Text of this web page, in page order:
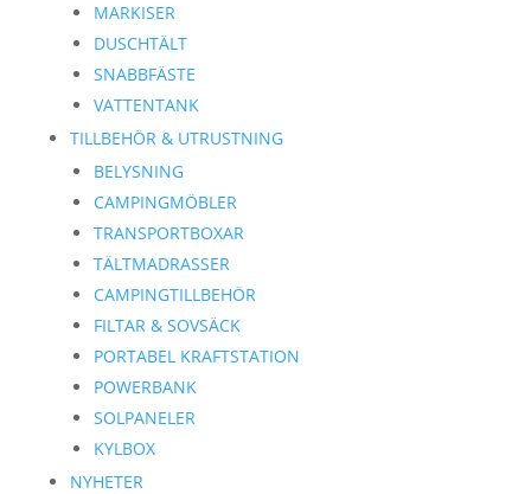
MARKISER
DUSCHTÄLT
SNABBFÄSTE
VATTENTANK
TILLBEHÖR & UTRUSTNING
BELYSNING
CAMPINGMÖBLER
TRANSPORTBOXAR
TÄLTMADRASSER
CAMPINGTILLBEHÖR
FILTAR & SOVSÄCK
PORTABEL KRAFTSTATION
POWERBANK
SOLPANELER
KYLBOX
NYHETER